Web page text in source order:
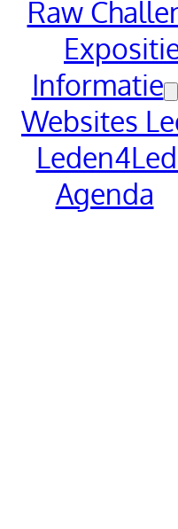
Raw
Informatie
Websites
Agenda